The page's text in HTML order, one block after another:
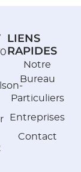
LIENS
RAPIDES
Notre
Bureau
Particuliers
Entreprises
Contact